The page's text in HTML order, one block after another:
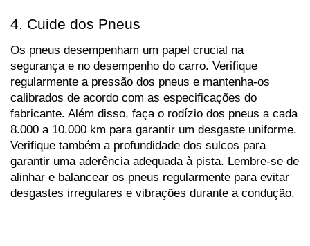
4. Cuide dos Pneus
Os pneus desempenham um papel crucial na
segurança e no desempenho do carro. Verifique
regularmente a pressão dos pneus e mantenha-os
calibrados de acordo com as especificações do
fabricante. Além disso, faça o rodízio dos pneus a cada
8.000 a 10.000 km para garantir um desgaste uniforme.
Verifique também a profundidade dos sulcos para
garantir uma aderência adequada à pista. Lembre-se de
alinhar e balancear os pneus regularmente para evitar
desgastes irregulares e vibrações durante a condução.